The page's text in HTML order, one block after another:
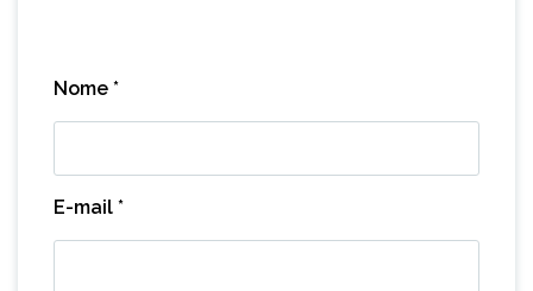
Nome *
E-mail *